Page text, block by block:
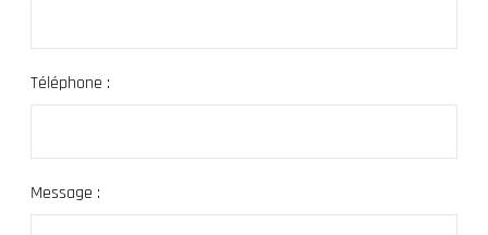
Téléphone :
Message :